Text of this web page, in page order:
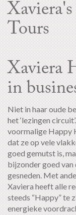
Tours
Xaviera
in
Niet in haar oude
het ‘lezingen
voormalige Happy
dat ze op vele
goed gemutst is,
bijzonder goed
gesneden. Met
Xaviera heeft alle
steeds “Happy” te
energieke